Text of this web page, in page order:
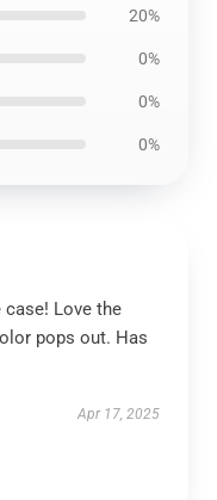
20%
0%
0%
0%
Love the
pops out. Has
Apr 17, 2025